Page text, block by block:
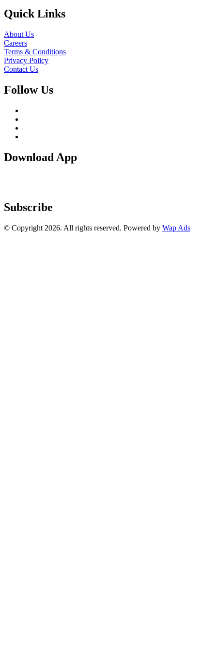
Quick Links
About Us
Careers
Terms & Conditions
Privacy Policy
Contact Us
Follow Us
Download App
Subscribe
© Copyright 2026. All rights reserved. Powered by Wap Ads